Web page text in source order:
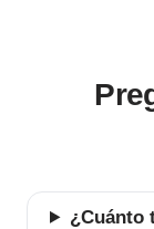
¿Cuánto